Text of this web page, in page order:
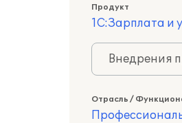
Продукт
1С:Зарплата и
Внедрения
Отрасль /